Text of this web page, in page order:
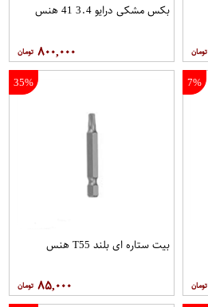
بکس مشکی درایو 3.4 41 هنس
۸۰۰,۰۰۰
7%
35%
بیت ستاره ای بلند T55 هنس
۸۵,۰۰۰